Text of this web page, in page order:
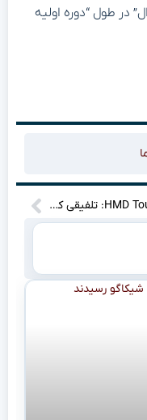
در طول “دوره اولیه
HMD Touch ۴G: تلفیقی که معادلات موبایل را به هم می‌زند!